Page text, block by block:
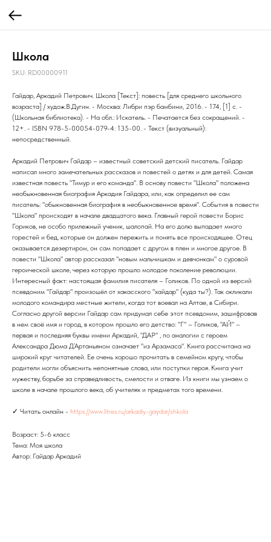
Школа
SKU: RD00000911
Гайдар, Аркадий Петрович. Школа [Текст]: повесть [для среднего школьного
возраста] / худож.В.Дугин. - Москва: Либри пэр бамбини, 2016. - 174, [1] с. -
(Школьная библиотека). - На обл.: Искатель. - Печатается без сокращений. -
12+. - ISBN 978-5-00054-079-4: 135-00. - Текст (визуальный):
непосредственный.
Аркадий Петрович Гайдар – известный советский детский писатель. Гайдар
написал много замечательных рассказов и повестей о детях и для детей. Самая
известная повесть "Тимур и его команда". В основу повести "Школа" положена
необыкновенная биография Аркадия Гайдара, или, как определил ее сам
писатель: "обыкновенная биография в необыкновенное время". События в повести
"Школа" происходят в начале двадцатого века. Главный герой повести Борис
Гориков, не особо прилежный ученик, шалопай. На его долю выпадает много
горестей и бед, которые он должен пережить и понять все происходящее. Отец
оказывается дезертиром, он сам попадает с другом в плен и многое другое. В
повести "Школа" автор рассказал "новым мальчишкам и девчонкам" о суровой
героической школе, через которую прошло молодое поколение революции.
Интересный факт: настоящая фамилия писателя – Голиков. По одной из версий
псевдоним "Гайдар" произошёл от хакасского "хайдар" (куда ты?). Так окликали
молодого командира местные жители, когда тот воевал на Алтае, в Сибири.
Согласно другой версии Гайдар сам придумал себе этот псевдоним, зашифровав
в нем своё имя и город, в котором прошло его детство: "Г" – Голиков, "АЙ" –
первая и последняя буквы имени Аркадий, "ДАР" , по аналогии с героем
Александра Дюма Д’Артаньяном означает "из Арзамаса". Книга рассчитана на
широкий круг читателей. Ее очень хорошо прочитать в семейном кругу, чтобы
родители могли объяснить непонятные слова, или поступки героя. Книга учит
мужеству, борьбе за справедливость, смелости и отваге. Из книги мы узнаем о
школе в начале прошлого века, об учителях и предметах того времени.
✓ Читать онлайн - https://www.litres.ru/arkadiy-gaydar/shkola
Возраст: 5-6 класс
Тема: Моя школа
Автор: Гайдар Аркадий